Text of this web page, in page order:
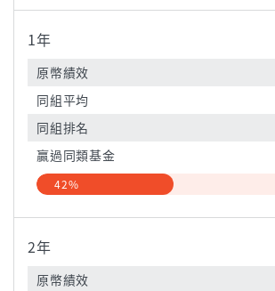
1年
原幣績效
同組平均
同組排名
贏過同類基金
42%
2年
原幣績效